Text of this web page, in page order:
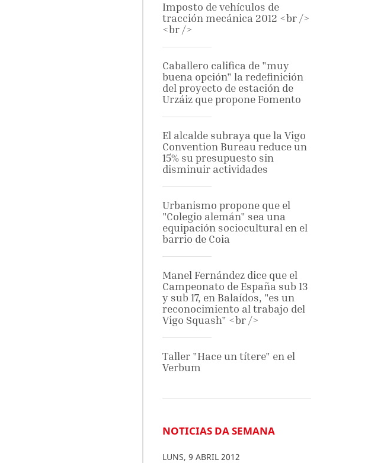
Imposto de vehículos de
tracción mecánica 2012 <br />
<br />
Caballero califica de "muy
buena opción" la redefinición
del proyecto de estación de
Urzáiz que propone Fomento
El alcalde subraya que la Vigo
Convention Bureau reduce un
15% su presupuesto sin
disminuir actividades
Urbanismo propone que el
"Colegio alemán" sea una
equipación sociocultural en el
barrio de Coia
Manel Fernández dice que el
Campeonato de España sub 13
y sub 17, en Balaídos, "es un
reconocimiento al trabajo del
Vigo Squash" <br />
Taller "Hace un títere" en el
Verbum
NOTICIAS DA SEMANA
LUNS, 9 ABRIL 2012